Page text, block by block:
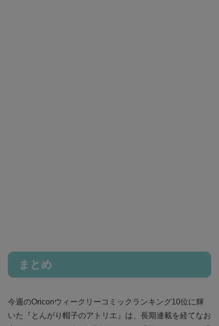
まとめ
今週のOriconウィークリーコミックランキング10位に輝
いた『とんがり帽子のアトリエ』は、長期連載を経てなお